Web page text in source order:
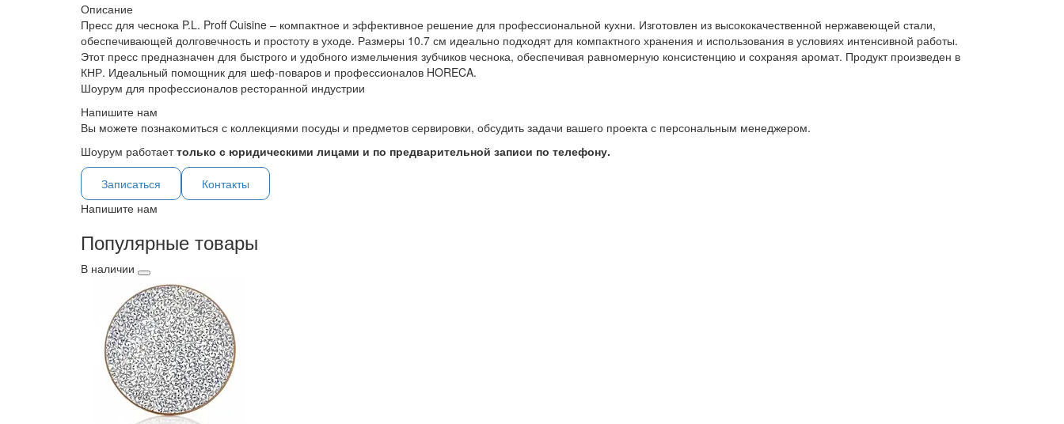
Описание
Пресс для чеснока P.L. Proff Cuisine – компактное и эффективное решение для профессиональной кухни. Изготовлен из высококачественной нержавеющей стали,
обеспечивающей долговечность и простоту в уходе. Размеры 10.7 см идеально подходят для компактного хранения и использования в условиях интенсивной работы.
Этот пресс предназначен для быстрого и удобного измельчения зубчиков чеснока, обеспечивая равномерную консистенцию и сохраняя аромат. Продукт произведен в
КНР. Идеальный помощник для шеф-поваров и профессионалов HORECA.
Шоурум для профессионалов ресторанной индустрии
Напишите нам
Вы можете познакомиться с коллекциями посуды и предметов сервировки, обсудить задачи вашего проекта с персональным менеджером.
Шоурум работаеттолько с юридическими лицами и по предварительной записи по телефону.
Записаться
Контакты
Напишите нам
Популярные товары
В наличии